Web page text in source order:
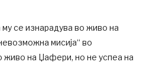
се изнарадува во живо на
мисија“ во
живо на Џафери, но не успеа на